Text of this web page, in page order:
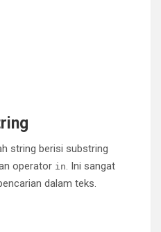
string berisi substring
operator in. Ini sangat
dalam teks.